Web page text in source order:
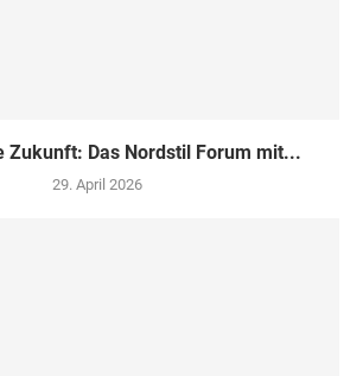
Zukunft: Das Nordstil Forum mit...
29. April 2026